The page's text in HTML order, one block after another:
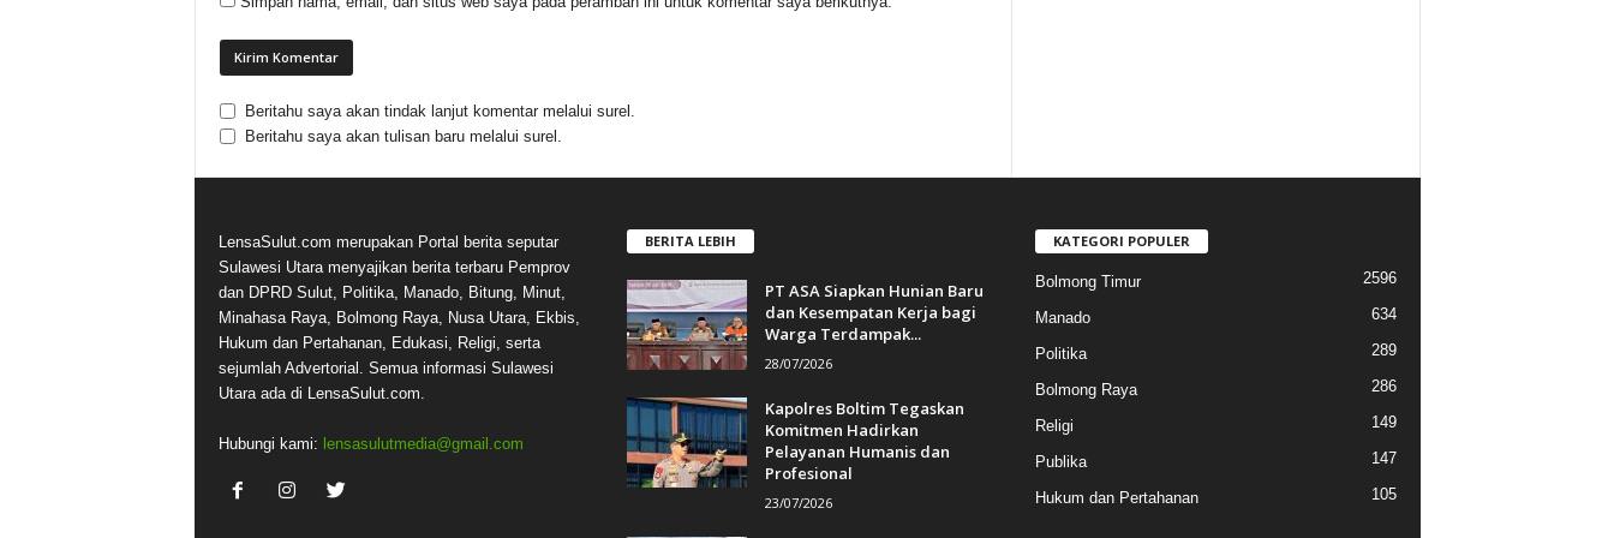
Beritahu saya akan tindak lanjut komentar melalui surel.
Beritahu saya akan tulisan baru melalui surel.
LensaSulut.com merupakan Portal berita seputar
Sulawesi Utara menyajikan berita terbaru Pemprov
dan DPRD Sulut, Politika, Manado, Bitung, Minut,
Minahasa Raya, Bolmong Raya, Nusa Utara, Ekbis,
Hukum dan Pertahanan, Edukasi, Religi, serta
sejumlah Advertorial. Semua informasi Sulawesi
Utara ada di LensaSulut.com.
Hubungi kami: lensasulutmedia@gmail.com
BERITA LEBIH
PT ASA Siapkan Hunian Baru
dan Kesempatan Kerja bagi
Warga Terdampak...
28/07/2026
Kapolres Boltim Tegaskan
Komitmen Hadirkan
Pelayanan Humanis dan
Profesional
23/07/2026
KATEGORI POPULER
Bolmong Timur 2596
Manado 634
Politika 289
Bolmong Raya 286
Religi 149
Publika 147
Hukum dan Pertahanan 105